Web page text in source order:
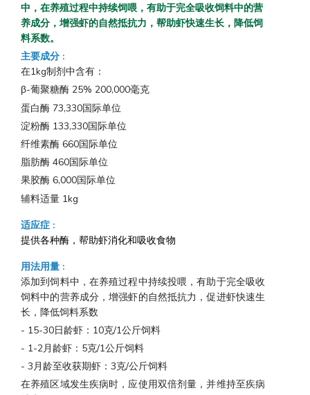
中，在养殖过程中持续饲喂，有助于完全吸收饲料中的营
养成分，增强虾的自然抵抗力，帮助虾快速生长，降低饲
料系数。
主要成分 :
在1kg制剂中含有：
β-葡聚糖酶 25% 200,000毫克
蛋白酶 73,330国际单位
淀粉酶 133,330国际单位
纤维素酶 660国际单位
脂肪酶 460国际单位
果胶酶 6,000国际单位
辅料适量 1kg
适应症 :
提供各种酶，帮助虾消化和吸收食物
用法用量 :
添加到饲料中，在养殖过程中持续投喂，有助于完全吸收
饲料中的营养成分，增强虾的自然抵抗力，促进虾快速生
长，降低饲料系数
- 15-30日龄虾：10克/1公斤饲料
- 1-2月龄虾：5克/1公斤饲料
- 3月龄至收获期虾：3克/公斤饲料
在养殖区域发生疾病时，应使用双倍剂量，并维持至疾病